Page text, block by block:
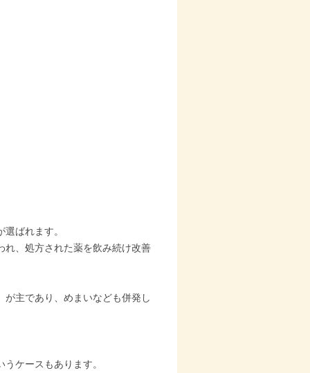
ばれます。
れ、処方された薬を飲み続け改善
主であり、めまいなども併発し
ケースもあります。